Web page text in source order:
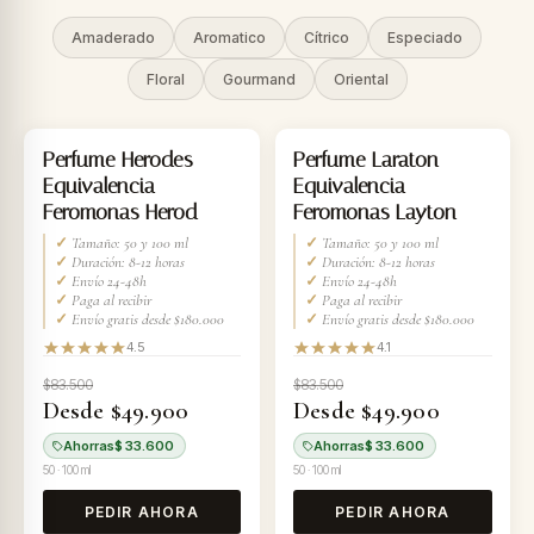
Amaderado Aromatico Cítrico Especiado
Floral Gourmand Oriental
-40%
Perfume Herodes
Equivalencia
Feromonas Herod
✓ Tamaño: 50 y 100 ml
✓ Duración: 8-12 horas
✓ Envío 24-48h
✓ Paga al recibir
✓ Envío gratis desde $180.000
4.5
$83.500
Desde $49.900
Ahorras$ 33.600
50 · 100 ml
PEDIR AHORA
-40%
Perfume Laraton
Equivalencia
Feromonas Layton
✓ Tamaño: 50 y 100 ml
✓ Duración: 8-12 horas
✓ Envío 24-48h
✓ Paga al recibir
✓ Envío gratis desde $180.000
4.1
$83.500
Desde $49.900
Ahorras$ 33.600
50 · 100 ml
PEDIR AHORA